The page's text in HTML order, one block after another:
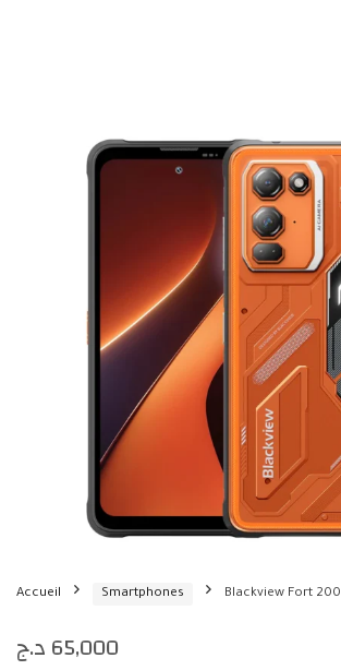
Accueil Smartphones Blackview Fort 200
65,000د.ج